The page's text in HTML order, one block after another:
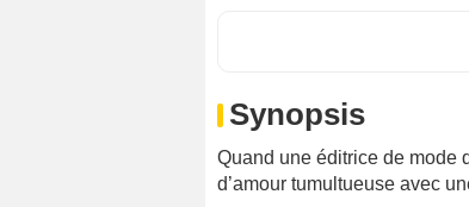
Synopsis
Quand une éditrice de mode
d’amour tumultueuse avec